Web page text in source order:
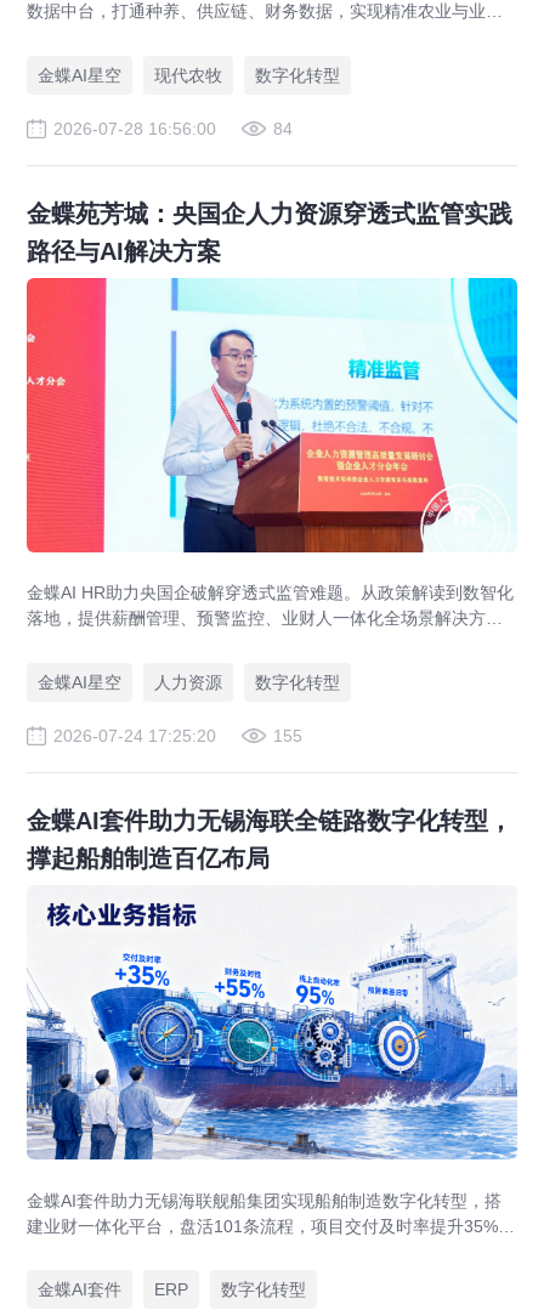
数据中台，打通种养、供应链、财务数据，实现精准农业与业财
金蝶AI星空
现代农牧 数字化转型
2026-07-28 16:56:00 84
金蝶苑芳城：央国企人力资源穿透式监管实践
路径与AI解决方案
金蝶AI HR助力央国企破解穿透式监管难题。从政策解读到数智化
落地，提供薪酬管理、预警监控、业财人一体化全场景解决方
金蝶AI星空
人力资源 数字化转型
2026-07-24 17:25:20 155
金蝶AI套件助力无锡海联全链路数字化转型，
撑起船舶制造百亿布局
金蝶AI套件助力无锡海联舰船集团实现船舶制造数字化转型，搭
建业财一体化平台，盘活101条流程，项目交付及时率提升35%，
金蝶AI套件
ERP 数字化转型